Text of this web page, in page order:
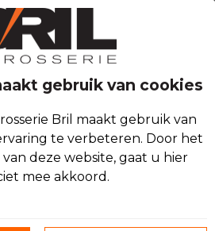
GRAAG TERUG OP
WEG
gebruik van cookies
Bril maakt gebruik van
te verbeteren. Door het
deze website, gaat u hier
mee akkoord.